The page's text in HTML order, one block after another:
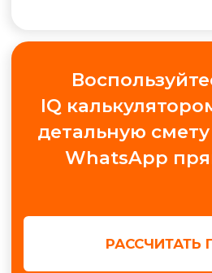
МЫ В СОЦ. СЕТЯХ